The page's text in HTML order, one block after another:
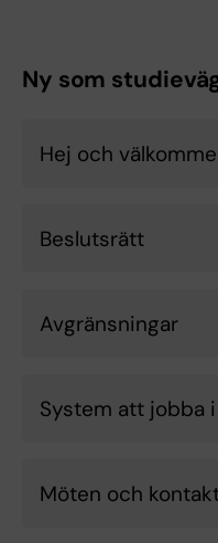
Ny som
Hej och
Beslutsrätt
Avgränsningar
System att jobba i
Möten och